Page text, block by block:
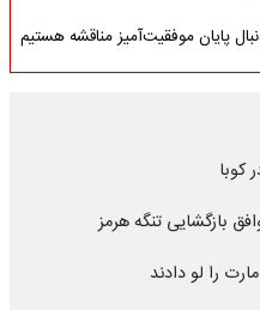
پایان موفقیت‌آمیز مناقشه هستیم
کوبا
بازگشایی تنگه هرمز
را لو دادند